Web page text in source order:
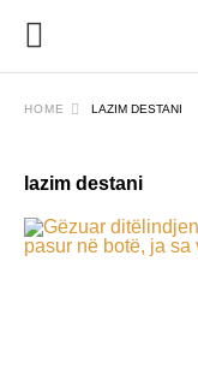
HOME LAZIM DESTANI
lazim destani